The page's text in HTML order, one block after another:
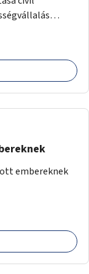
lehetőséggel
nélkül, a
embereknek